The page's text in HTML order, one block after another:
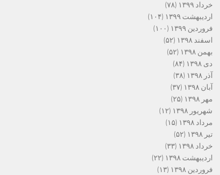
خرداد ۱۳۹۹
(۷۸)
اردیبهشت ۱۳۹۹
(۱۰۴)
فروردین ۱۳۹۹
(۱۰۰)
اسفند ۱۳۹۸
(۵۲)
بهمن ۱۳۹۸
(۵۲)
دی ۱۳۹۸
(۸۴)
آذر ۱۳۹۸
(۳۸)
آبان ۱۳۹۸
(۳۷)
مهر ۱۳۹۸
(۲۵)
شهریور ۱۳۹۸
(۱۲)
مرداد ۱۳۹۸
(۱۵)
تیر ۱۳۹۸
(۵۲)
خرداد ۱۳۹۸
(۳۳)
اردیبهشت ۱۳۹۸
(۲۲)
فروردین ۱۳۹۸
(۱۳)